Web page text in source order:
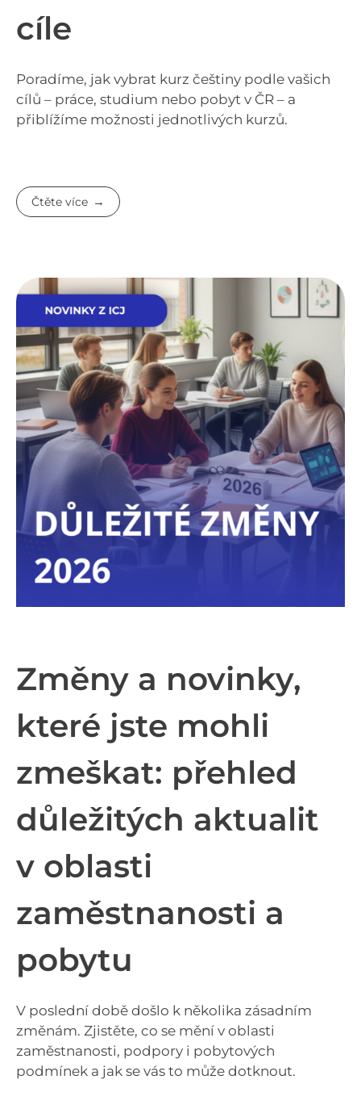
cíle
Poradíme, jak vybrat kurz češtiny podle vašich
cílů – práce, studium nebo pobyt v ČR – a
přiblížíme možnosti jednotlivých kurzů.
Čtěte více
Změny a novinky,
které jste mohli
zmeškat: přehled
důležitých aktualit
v oblasti
zaměstnanosti a
pobytu
V poslední době došlo k několika zásadním
změnám. Zjistěte, co se mění v oblasti
zaměstnanosti, podpory i pobytových
podmínek a jak se vás to může dotknout.